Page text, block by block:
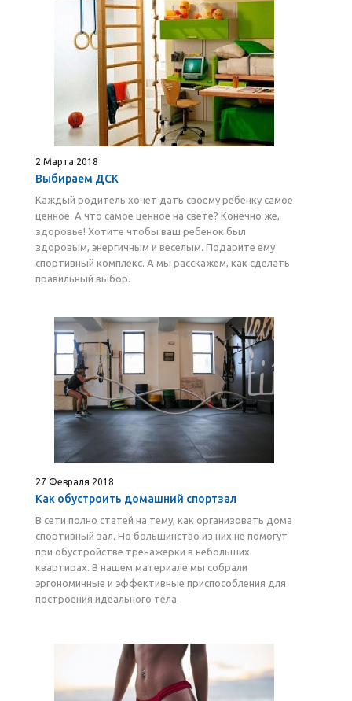
2 Марта 2018
Выбираем ДСК
Каждый родитель хочет дать своему ребенку самое
ценное. А что самое ценное на свете? Конечно же,
здоровье! Хотите чтобы ваш ребенок был
здоровым, энергичным и веселым. Подарите ему
спортивный комплекс. А мы расскажем, как сделать
правильный выбор.
27 Февраля 2018
Как обустроить домашний спортзал
В сети полно статей на тему, как организовать дома
спортивный зал. Но большинство из них не помогут
при обустройстве тренажерки в небольших
квартирах. В нашем материале мы собрали
эргономичные и эффективные приспособления для
построения идеального тела.